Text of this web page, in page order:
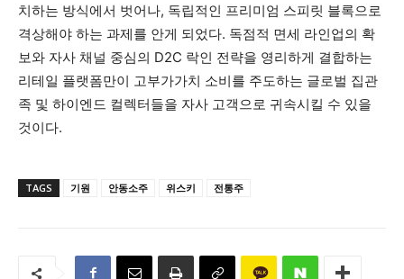
치하는 방식에서 벗어나, 독립적인 프리미엄 스피릿 블록으로
격상해야 하는 과제를 안게 되었다. 독점적 면세 라인업의 확
보와 자사 채널 중심의 D2C 락인 전략을 영리하게 결합하는
리테일 플랫폼만이 고부가가치 소비를 주도하는 글로벌 집관
족 및 하이엔드 컬렉터들을 자사 고객으로 귀속시킬 수 있을
것이다.
TAGS 기원 안동소주 위스키 전통주